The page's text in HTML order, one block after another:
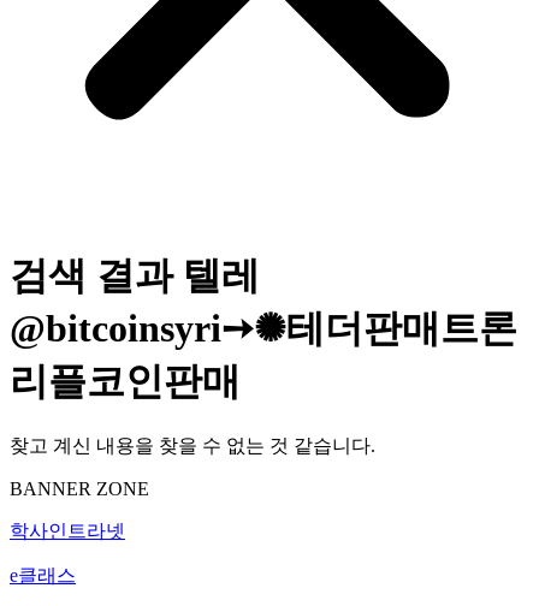
검색 결과 텔레
@bitcoinsyri➙✺테더판매트론
리플코인판매
찾고 계신 내용을 찾을 수 없는 것 같습니다.
BANNER ZONE
학사인트라넷
e클래스